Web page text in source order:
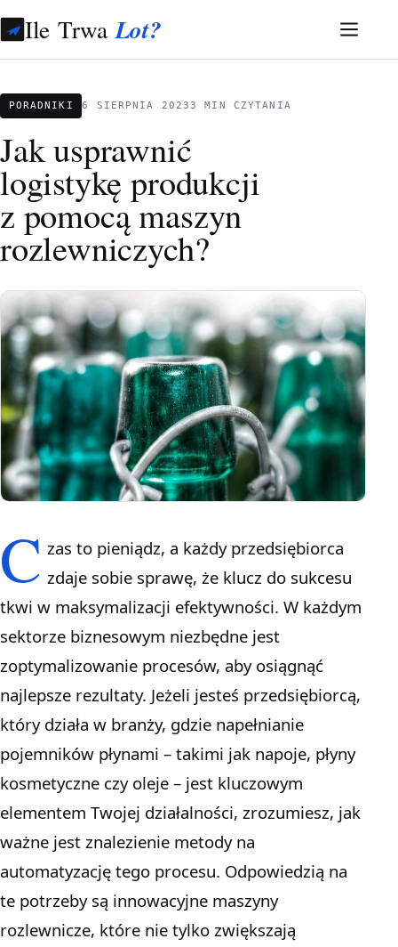
Ile TrwaLot?
PORADNIKI 6 SIERPNIA 20233 MIN CZYTANIA
Jak usprawnić
logistykę produkcji
z pomocą maszyn
rozlewniczych?
C zas to pieniądz, a każdy przedsiębiorca
zdaje sobie sprawę, że klucz do sukcesu
tkwi w maksymalizacji efektywności. W każdym
sektorze biznesowym niezbędne jest
zoptymalizowanie procesów, aby osiągnąć
najlepsze rezultaty. Jeżeli jesteś przedsiębiorcą,
który działa w branży, gdzie napełnianie
pojemników płynami – takimi jak napoje, płyny
kosmetyczne czy oleje – jest kluczowym
elementem Twojej działalności, zrozumiesz, jak
ważne jest znalezienie metody na
automatyzację tego procesu. Odpowiedzią na
te potrzeby są innowacyjne maszyny
rozlewnicze, które nie tylko zwiększają